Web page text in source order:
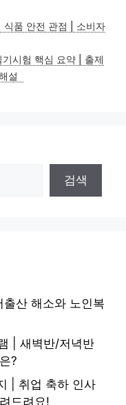
식품 안전 관점 | 소비자
시험 핵심 요약 | 출제
설
검색
산 해소와 노인복
| 새벽반/저녁반
?
| 취업 축하 인사
드려요!